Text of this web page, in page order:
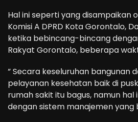
Hal ini seperti yang disampaikan
Komisi A DPRD Kota Gorontalo,
ketika bebincang-bincang
Rakyat Gorontalo, beberapa
” Secara keseluruhan bangunan
pelayanan kesehatan baik di
rumah sakit itu bagus, namun hal
dengan sistem manajemen yang